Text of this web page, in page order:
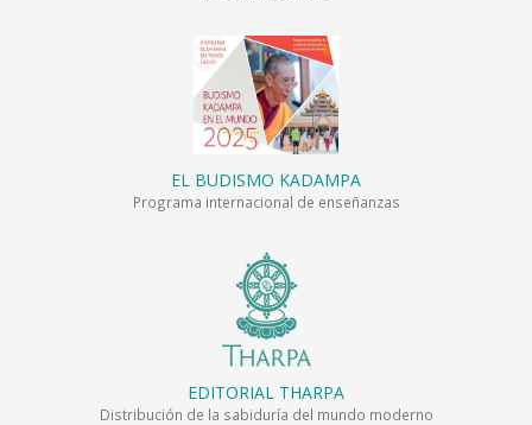
EL BUDISMO KADAMPA
Programa internacional de enseñanzas
EDITORIAL THARPA
Distribución de la sabiduría del mundo moderno